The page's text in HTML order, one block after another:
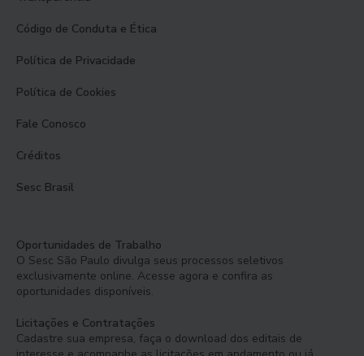
Código de Conduta e Ética
Política de Privacidade
Política de Cookies
Fale Conosco
Créditos
Sesc Brasil
Oportunidades de Trabalho
O Sesc São Paulo divulga seus processos seletivos
exclusivamente online. Acesse agora e confira as
oportunidades disponíveis.
Licitações e Contratações
Cadastre sua empresa, faça o download dos editais de